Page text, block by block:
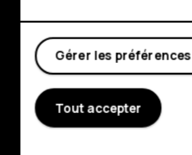
À propos
Planet and people
Assistance
FacebookInstagram
Tiktok
Gérer les préférences
Tout accepter